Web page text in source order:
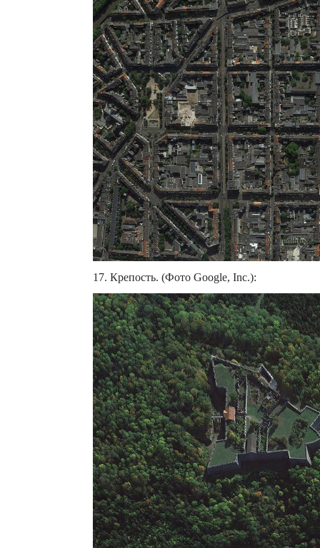
17. Крепость. (Фото Google, Inc.):